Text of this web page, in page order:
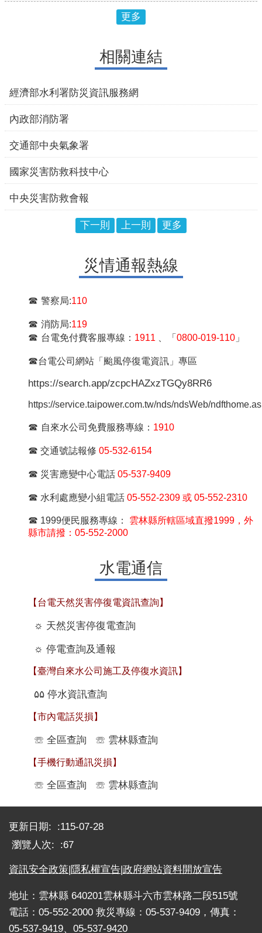
更多
相關連結
經濟部水利署防災資訊服務網
內政部消防署
交通部中央氣象署
國家災害防救科技中心
中央災害防救會報
下一則 上一則 更多
災情通報熱線
☎ 警察局:110
☎ 消防局:119
☎ 台電免付費客服專線： 1911 、「 0800-019-110 」
☎台電公司網站「颱風停復電資訊」專區
https://search.app/zcpcHAZxzTGQy8RR6
https://service.taipower.com.tw/nds/ndsWeb/
☎ 自來水公司免費服務專線： 1910
☎ 交通號誌報修 05-532-6154
☎ 災害應變中心電話 05-537-9409
☎ 水利處應變小組電話 05-552-2309 或 05-552-2310
☎ 1999便民服務專線： 雲林縣所轄區域直撥1999，外
縣市請撥：05-552-2000
水電通信
【台電天然災害停復電資訊查詢】
☼ 天然災害停復電查詢
☼ 停電查詢及通報
【臺灣自來水公司施工及停復水資訊】
۵۵ 停水資訊查詢
【市內電話災損】
☏ 全區查詢 ☏ 雲林縣查詢
【手機行動通訊災損】
☏ 全區查詢 ☏ 雲林縣查詢
更新日期:
115-07-28
瀏覽人次:
67
資訊安全政策|隱私權宣告|政府網站資料開放宣告
地址：雲林縣 640201雲林縣斗六市雲林路二段515號
電話：05-552-2000 救災專線：05-537-9409，傳真：
05-537-9419、05-537-9420